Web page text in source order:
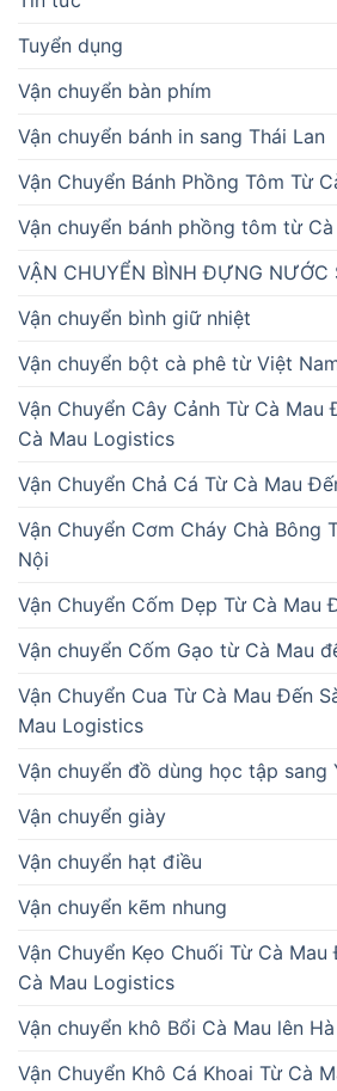
Tuyển dụng
Vận chuyển bàn phím
Vận chuyển bánh in sang Thái Lan
Vận Chuyển Bánh Phồng Tôm Từ
Vận chuyển bánh phồng tôm từ
VẬN CHUYỂN BÌNH ĐỰNG NƯỚC
Vận chuyển bình giữ nhiệt
Vận chuyển bột cà phê từ Việt
Vận Chuyển Cây Cảnh Từ Cà Mau
Cà Mau Logistics
Vận Chuyển Chả Cá Từ Cà Mau
Vận Chuyển Cơm Cháy Chà Bông
Nội
Vận Chuyển Cốm Dẹp Từ Cà Mau
Vận chuyển Cốm Gạo từ Cà Mau
Vận Chuyển Cua Từ Cà Mau Đến
Mau Logistics
Vận chuyển đồ dùng học tập sang
Vận chuyển giày
Vận chuyển hạt điều
Vận chuyển kẽm nhung
Vận Chuyển Kẹo Chuối Từ Cà
Cà Mau Logistics
Vận chuyển khô Bổi Cà Mau lên
Vận Chuyển Khô Cá Khoai Từ Cà